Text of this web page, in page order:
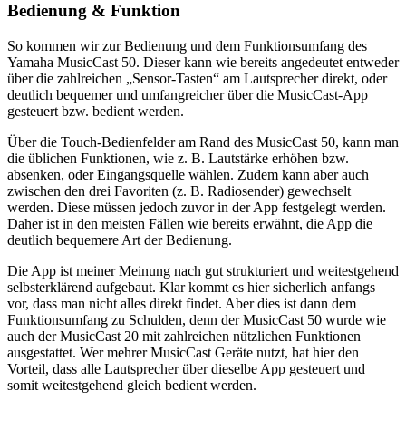
Bedienung & Funktion
So kommen wir zur Bedienung und dem Funktionsumfang des
Yamaha MusicCast 50. Dieser kann wie bereits angedeutet entweder
über die zahlreichen „Sensor-Tasten“ am Lautsprecher direkt, oder
deutlich bequemer und umfangreicher über die MusicCast-App
gesteuert bzw. bedient werden.
Über die Touch-Bedienfelder am Rand des MusicCast 50, kann man
die üblichen Funktionen, wie z. B. Lautstärke erhöhen bzw.
absenken, oder Eingangsquelle wählen. Zudem kann aber auch
zwischen den drei Favoriten (z. B. Radiosender) gewechselt
werden. Diese müssen jedoch zuvor in der App festgelegt werden.
Daher ist in den meisten Fällen wie bereits erwähnt, die App die
deutlich bequemere Art der Bedienung.
Die App ist meiner Meinung nach gut strukturiert und weitestgehend
selbsterklärend aufgebaut. Klar kommt es hier sicherlich anfangs
vor, dass man nicht alles direkt findet. Aber dies ist dann dem
Funktionsumfang zu Schulden, denn der MusicCast 50 wurde wie
auch der MusicCast 20 mit zahlreichen nützlichen Funktionen
ausgestattet. Wer mehrer MusicCast Geräte nutzt, hat hier den
Vorteil, dass alle Lautsprecher über dieselbe App gesteuert und
somit weitestgehend gleich bedient werden.